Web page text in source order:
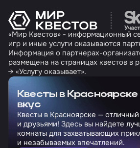
«Мир Квестов» - информационный
игр и иные услуги оказываются
Информация о партнерах-
размещена на страницах квестов в
→ «Услугу оказывает».
Квесты в
вкус
Квесты в Красноярске —
и друзьями! Здесь вы найдете
комнаты для захватывающих
и незабываемых впечатлений.